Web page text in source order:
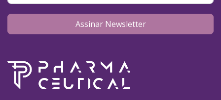
Assinar Newsletter